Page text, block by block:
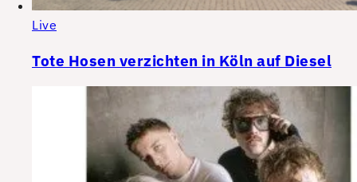
Live
Tote Hosen verzichten in Köln auf Diesel